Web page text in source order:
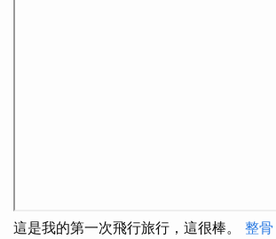
這是我的第一次飛行旅行，這很棒。 整骨